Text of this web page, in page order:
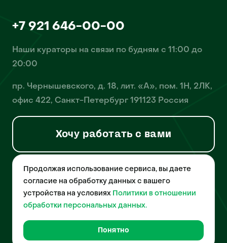
+7 921 646-00-00
Наши кураторы на связи по будням с 11:00 до
20:00
пр. Чернышевского, д. 18, лит. «А», пом. 1Н, 2ЛК,
офис 422, Санкт-Петербург 191123 Россия
Хочу работать с вами
© 2026 Pet-Yes. ООО «Биржа домашних животных «Пет-Ес»
осуществляет деятельность в области информационных
технологий, деятельность по разработке и эксплуатации
собственного программного обеспечения, деятельность
порталов в информационно-коммуникационной сети Интернет и
домашних животных», свидетельство о регистрации
№2021612018 от 10 февраля 2021 года.
Продолжая использование сервиса, вы даете
согласие на обработку данных с вашего
устройства на условиях Политики в отношении
обработки персональных данных.
Понятно